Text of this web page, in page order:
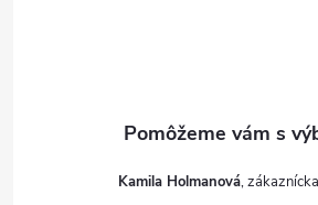
Kamila Holmanová